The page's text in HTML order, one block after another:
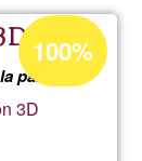
palma
3D
Percentatge
d'acceptació
de
G1
100%